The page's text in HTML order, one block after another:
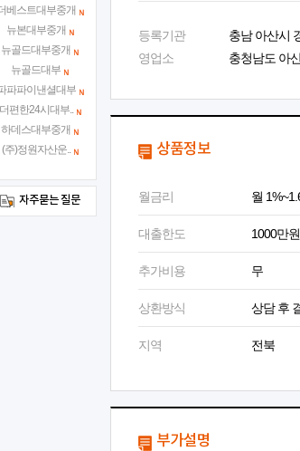
등록기관
충남 아산시
영업소
충청남도 아
상품정보
월금리 월
대출한도 1000만원
추가비용 무
상환방식 상담 후
지역 전북
부가설명
베스트대부중개
뉴본대부중개
뉴골드대부중개
뉴골드대부
파파이낸셜대부
편한24시대부..
하데스대부중개
(주)정원자산운..
자주묻는 질문